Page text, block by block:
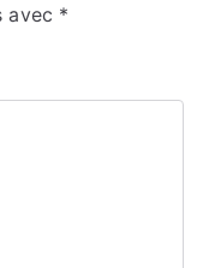
avec *